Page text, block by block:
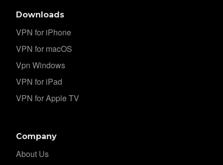
Downloads
VPN for iPhone
VPN for macOS
Vpn Windows
VPN for iPad
VPN for Apple TV
Company
About Us